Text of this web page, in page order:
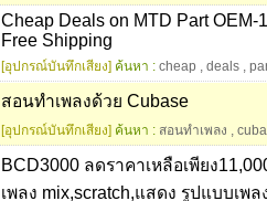
Cheap Deals on MTD Part OEM-
Free Shipping
[อุปกรณ์บันทึกเสียง] ค้นหา : cheap , deals ,
สอนทำเพลงด้วย Cubase
[อุปกรณ์บันทึกเสียง] ค้นหา : สอนทำเพลง ,
BCD3000 ลดราคาเหลือเพียง
เพลง mix,scratch,แสดง รูปแบบเพ